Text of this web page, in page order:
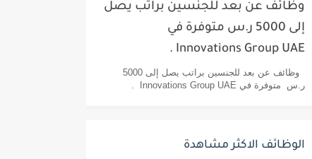
وظائف عن بعد للجنسين براتب يصل
إلى 5000 ر.س متوفرة في
Innovations Group UAE .
وظائف عن بعد للجنسين براتب يصل إلى 5000
ر.س متوفرة في Innovations Group UAE .
الوظائف الاكثر مشاهدة